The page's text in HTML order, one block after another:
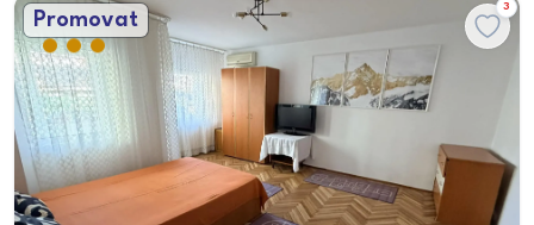
Promovat
3